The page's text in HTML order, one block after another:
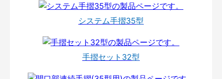
システム手摺35型
手摺セット32型